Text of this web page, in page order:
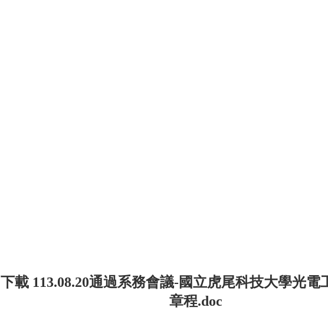
下載 113.08.20通過系務會議-國立虎尾科技大學光電
章程.doc